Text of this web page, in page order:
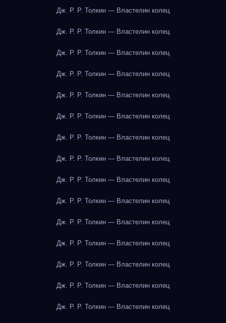
Дж. Р. Р. Толкин — Властелин колец
Дж. Р. Р. Толкин — Властелин колец
Дж. Р. Р. Толкин — Властелин колец
Дж. Р. Р. Толкин — Властелин колец
Дж. Р. Р. Толкин — Властелин колец
Дж. Р. Р. Толкин — Властелин колец
Дж. Р. Р. Толкин — Властелин колец
Дж. Р. Р. Толкин — Властелин колец
Дж. Р. Р. Толкин — Властелин колец
Дж. Р. Р. Толкин — Властелин колец
Дж. Р. Р. Толкин — Властелин колец
Дж. Р. Р. Толкин — Властелин колец
Дж. Р. Р. Толкин — Властелин колец
Дж. Р. Р. Толкин — Властелин колец
Дж. Р. Р. Толкин — Властелин колец